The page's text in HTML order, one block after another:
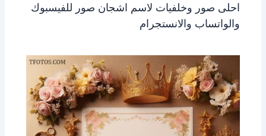
احلى صور وخلفيات لاسم اشجان صور للفيسبوك
والواتساب والانستجرام